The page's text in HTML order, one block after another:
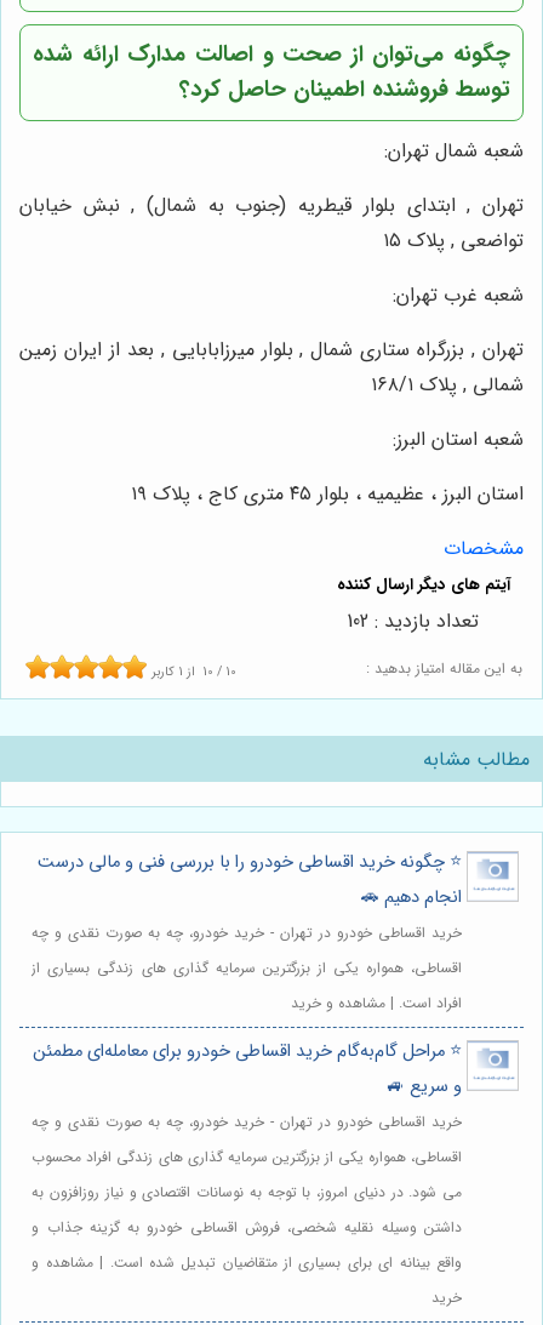
چگونه می‌توان از صحت و اصالت مدارک ارائه شده
توسط فروشنده اطمینان حاصل کرد؟
شعبه شمال تهران:
تهران , ابتدای بلوار قیطریه (جنوب به شمال) , نبش خیابان
تواضعی , پلاک ۱۵
شعبه غرب تهران:
تهران , بزرگراه ستاری شمال , بلوار میرزابابایی , بعد از ایران زمین
شمالی , پلاک ۱۶۸/۱
شعبه استان البرز:
استان البرز ، عظیمیه ، بلوار ۴۵ متری کاج ، پلاک ۱۹
مشخصات
به این مقاله امتیاز بدهید : 10 / 10 از 1 کاربر
تعداد بازدید : 102
مطالب مشابه
⭐️ چگونه خرید اقساطی خودرو را با بررسی فنی و مالی درست
انجام دهیم 🚗
خرید اقساطی خودرو در تهران - خرید خودرو، چه به صورت نقدی و چه
اقساطی، همواره یکی از بزرگترین سرمایه گذاری های زندگی بسیاری از
افراد است. | مشاهده و خرید
⭐️ مراحل گام‌به‌گام خرید اقساطی خودرو برای معامله‌ای مطمئن
و سریع 🚙
خرید اقساطی خودرو در تهران - خرید خودرو، چه به صورت نقدی و چه
اقساطی، همواره یکی از بزرگترین سرمایه گذاری های زندگی افراد محسوب
می شود. در دنیای امروز، با توجه به نوسانات اقتصادی و نیاز روزافزون به
داشتن وسیله نقلیه شخصی، فروش اقساطی خودرو به گزینه جذاب و
واقع بینانه ای برای بسیاری از متقاضیان تبدیل شده است. | مشاهده و
خرید